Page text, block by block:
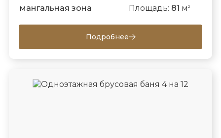
мангальная зона
Площадь: 81 м 2
Подробнее